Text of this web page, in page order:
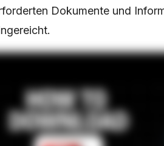
Dokumente und